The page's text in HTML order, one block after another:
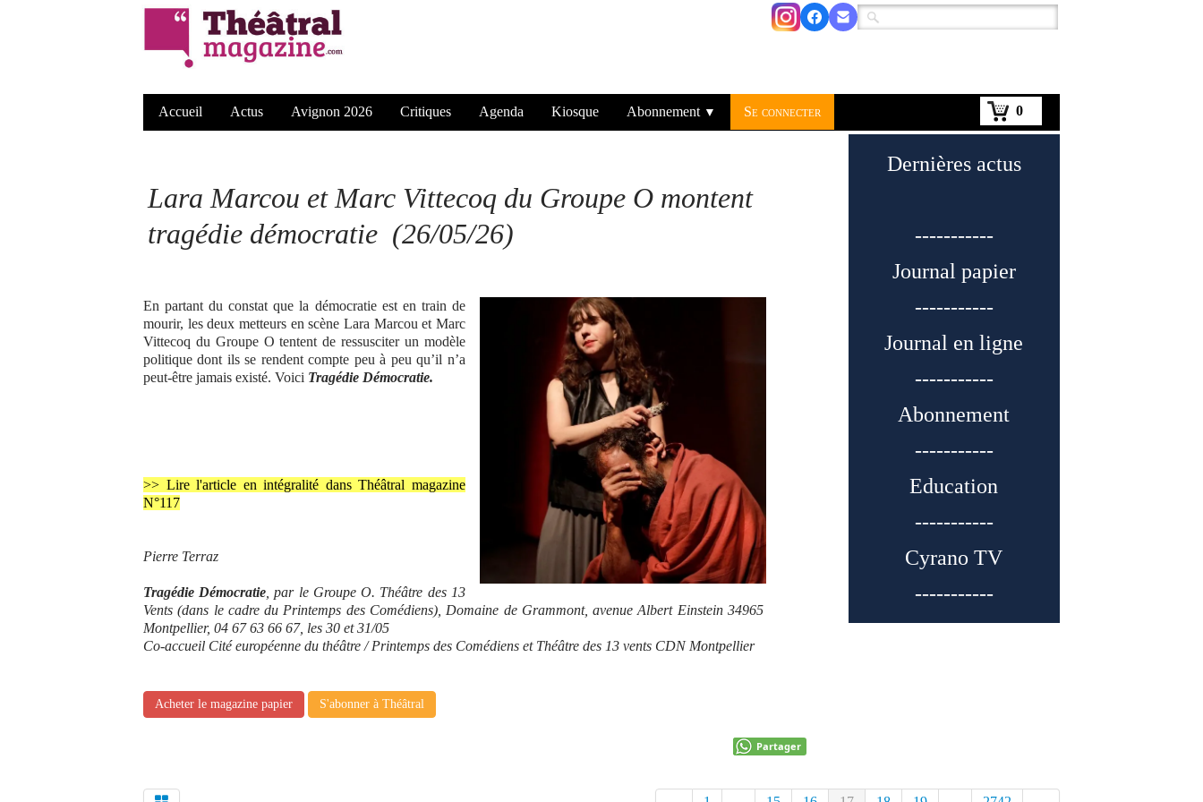
0
Accueil Actus Avignon 2026 Critiques Agenda Kiosque Abonnement ▼ Se connecter
Lara Marcou et Marc Vittecoq du Groupe O montent
tragédie démocratie (26/05/26)
En partant du constat que la démocratie est en train de
mourir, les deux metteurs en scène Lara Marcou et Marc
Vittecoq du Groupe O tentent de ressusciter un modèle
politique dont ils se rendent compte peu à peu qu’il n’a
peut-être jamais existé. Voici Tragédie Démocratie.
>> Lire l'article en intégralité dans Théâtral magazine
N°117
Pierre Terraz
Tragédie Démocratie , par le Groupe O. Théâtre des 13
Vents (dans le cadre du Printemps des Comédiens), Domaine de Grammont, avenue Albert Einstein 34965
Montpellier, 04 67 63 66 67, les 30 et 31/05
Co-accueil Cité européenne du théâtre / Printemps des Comédiens et Théâtre des 13 vents CDN Montpellier
Acheter le magazine papier S'abonner à Théâtral
Partager
Dernières actus
-----------
Journal papier
-----------
Journal en ligne
-----------
Abonnement
-----------
Education
-----------
Cyrano TV
-----------